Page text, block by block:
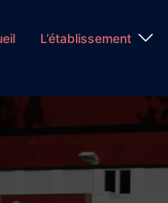
L’établissement